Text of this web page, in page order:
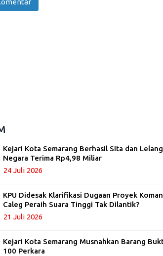
Kejari Kota Semarang Berhasil Sita dan
Negara Terima Rp4,98 Miliar
24 Juli 2026
KPU Didesak Klarifikasi Dugaan Proyek
Caleg Peraih Suara Tinggi Tak Dilantik?
21 Juli 2026
Kejari Kota Semarang Musnahkan Barang
100 Perkara